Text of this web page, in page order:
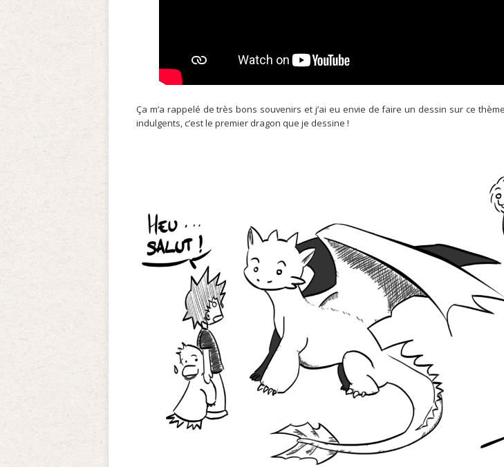
Ça m’a rappelé de très bons souvenirs et j’ai eu envie de faire un dessin sur ce
indulgents, c’est le premier dragon que je dessine !